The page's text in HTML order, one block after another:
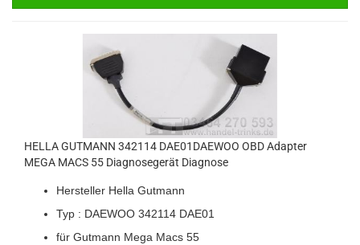
HELLA GUT­MANN 342114 DAE01DAEWOO OBD Ad­ap­ter
MEGA MACS 55 Dia­gno­se­ge­rät Dia­gno­se
Her­stel­ler Hella Gut­mann
Typ : DAE­WOO 342114 DAE01
für Gut­mann Mega Macs 55